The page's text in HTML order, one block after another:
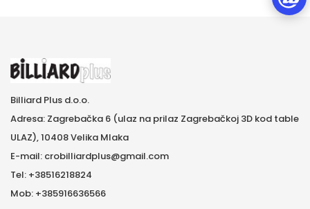
Billiard Plus d.o.o.
Adresa: Zagrebačka 6 (ulaz na prilaz Zagrebačkoj 3D kod table
ULAZ), 10408 Velika Mlaka
E-mail: crobilliardplus@gmail.com
Tel: +38516218824
Mob: +385916636566